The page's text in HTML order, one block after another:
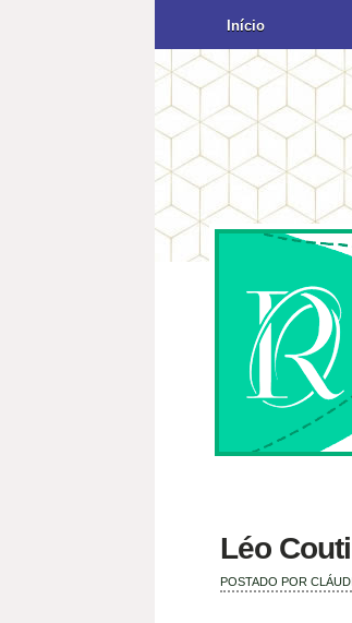
Início
Léo
POSTADO POR